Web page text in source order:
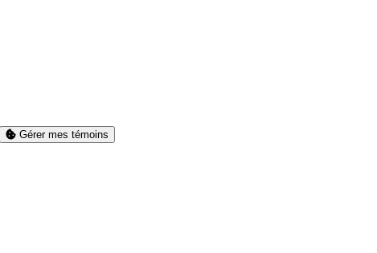
Gérer mes témoins